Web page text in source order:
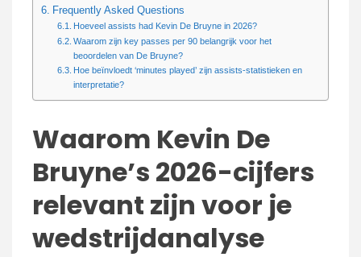
Frequently Asked Questions
Hoeveel assists had Kevin De Bruyne in 2026?
Waarom zijn key passes per 90 belangrijk voor het
beoordelen van De Bruyne?
Hoe beïnvloedt ‘minutes played’ zijn assists-statistieken en
interpretatie?
Waarom Kevin De
Bruyne’s 2026-cijfers
relevant zijn voor je
wedstrijdanalyse